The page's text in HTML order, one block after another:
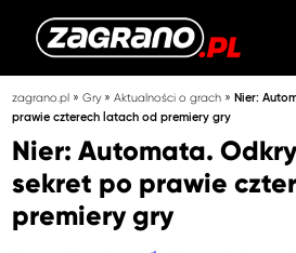
zagrano.pl »Gry»Aktualności o grach »Nier:
prawie czterech latach od premiery gry
Nier: Automata.
sekret po prawie
premiery gry